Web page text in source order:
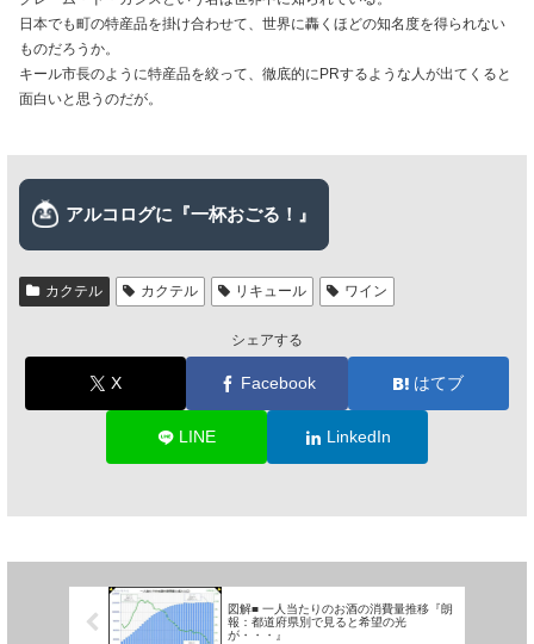
日本でも町の特産品を掛け合わせて、世界に轟くほどの知名度を得られない
ものだろうか。
キール市長のように特産品を絞って、徹底的にPRするような人が出てくると
面白いと思うのだが。
カクテル カクテル リキュール ワイン
シェアする
X Facebook はてブ
LINE LinkedIn
図解■ 一人当たりのお酒の消費量推移『朗
報：都道府県別で見ると希望の光
が・・・』